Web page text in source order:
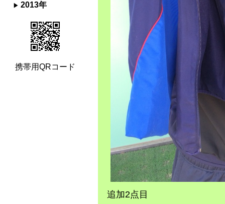
追加2点目
2013年
携帯用QRコード